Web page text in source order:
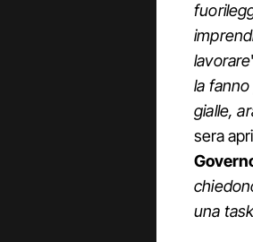
lavorare
la
gialle,
sera
una